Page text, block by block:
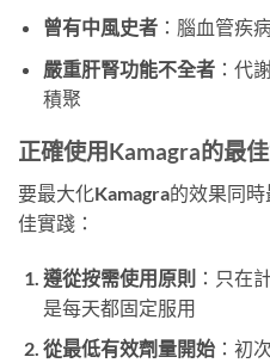
曾有中風史者：腦血管疾
嚴重肝腎功能不全者：代
積聚
正確使用Kamagra的最
要最大化Kamagra的效果同
佳實踐：
遵從按需使用原則 ：只在
是每天都固定服用
從最低有效劑量開始：初